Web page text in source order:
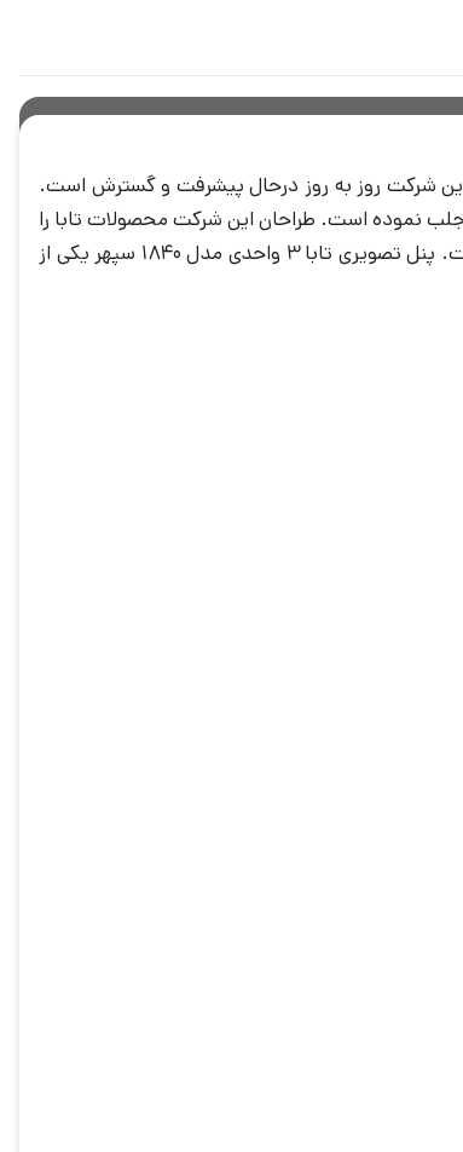
شرکت روز به روز درحال پیشرفت و گسترش است.
نموده است. طراحان این شرکت محصولات تابا را
طراحی و به بازار عرضه می نمایند که همین امر آیفون و پنل تصویری تابا را از رقیبان خود متفاوت نموده است. پنل تصویری تابا 3 واحدی مدل 1840 سپهر یکی از